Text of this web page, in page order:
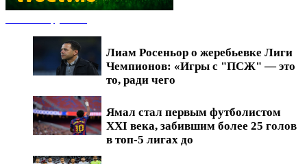
Лиам Росеньор о жеребьевке Лиги
Чемпионов: «Игры с "ПСЖ" — это
то, ради чего
Ямал стал первым футболистом
XXI века, забившим более 25 голов
в топ-5 лигах до